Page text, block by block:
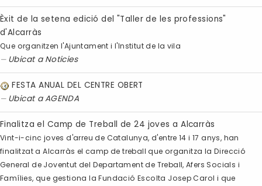
Èxit de la setena edició del "Taller de les professions"
d'Alcarràs
Que organitzen l'Ajuntament i l'Institut de la vila
Ubicat a Noticies
FESTA ANUAL DEL CENTRE OBERT
Ubicat aAGENDA
Finalitza el Camp de Treball de 24 joves a Alcarràs
Vint-i-cinc joves d'arreu de Catalunya, d'entre 14 i 17 anys, han
finalitzat a Alcarràs el camp de treball que organitza la Direcció
General de Joventut del Departament de Treball, Afers Socials i
Famílies, que gestiona la Fundació Escolta Josep Carol i que